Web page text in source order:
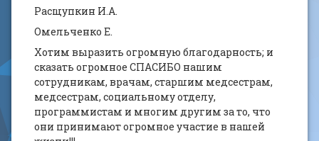
Расщупкин И.А.
Омельченко Е.
Хотим выразить огромную благодарность; и
сказать огромное СПАСИБО нашим
сотрудникам, врачам, старшим медсестрам,
медсестрам, социальному отделу,
программистам и многим другим за то, что
они принимают огромное участие в нашей